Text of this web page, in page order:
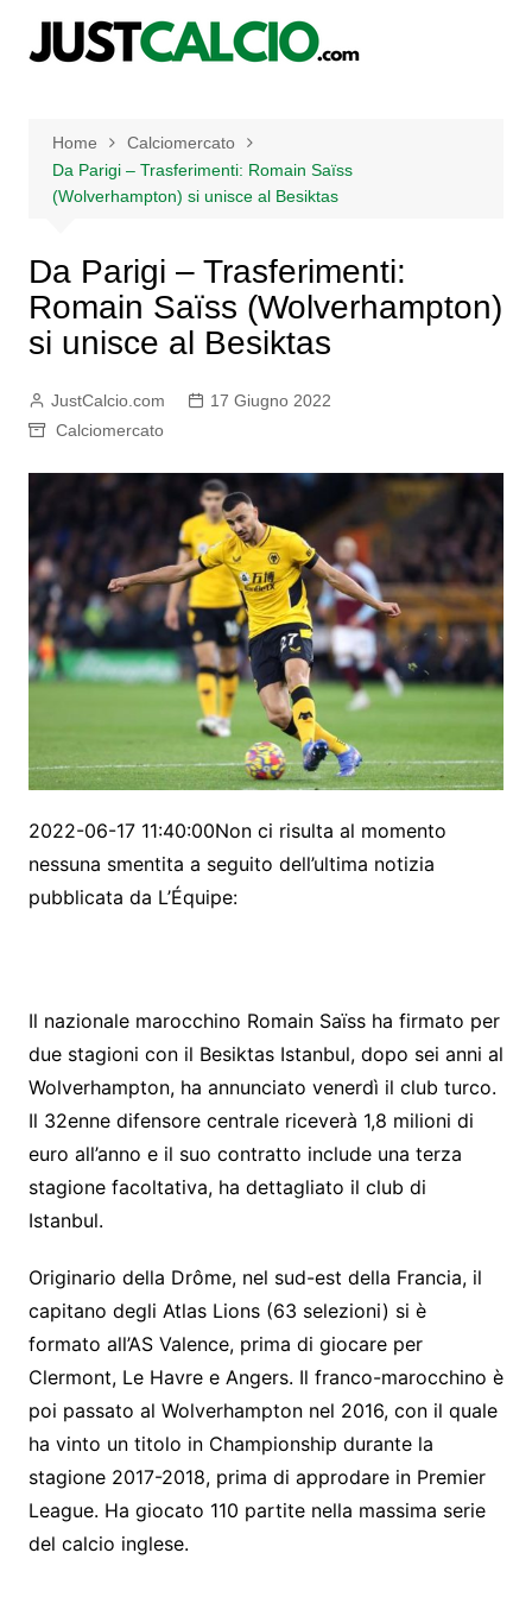
Home
Calciomercato
Da Parigi – Trasferimenti: Romain Saïss
(Wolverhampton) si unisce al Besiktas
Da Parigi – Trasferimenti:
Romain Saïss (Wolverhampton)
si unisce al Besiktas
JustCalcio.com
17 Giugno 2022
Calciomercato
2022-06-17 11:40:00Non ci risulta al momento
nessuna smentita a seguito dell’ultima notizia
pubblicata da L’Équipe:
Il nazionale marocchino Romain Saïss ha firmato per
due stagioni con il Besiktas Istanbul, dopo sei anni al
Wolverhampton, ha annunciato venerdì il club turco.
Il 32enne difensore centrale riceverà 1,8 milioni di
euro all’anno e il suo contratto include una terza
stagione facoltativa, ha dettagliato il club di
Istanbul.
Originario della Drôme, nel sud-est della Francia, il
capitano degli Atlas Lions (63 selezioni) si è
formato all’AS Valence, prima di giocare per
Clermont, Le Havre e Angers. Il franco-marocchino è
poi passato al Wolverhampton nel 2016, con il quale
ha vinto un titolo in Championship durante la
stagione 2017-2018, prima di approdare in Premier
League. Ha giocato 110 partite nella massima serie
del calcio inglese.